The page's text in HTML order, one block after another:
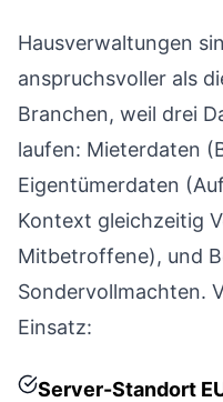
Hausverwaltungen
anspruchsvoller als
Branchen, weil drei
laufen: Mieterdaten
Eigentümerdaten
Kontext gleichzeitig
Mitbetroffene), und
Sondervollmachten.
Einsatz:
Server-Standort